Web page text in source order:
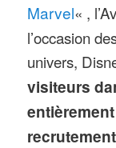
Marvel« ,
l’occasion
univers,
visiteurs